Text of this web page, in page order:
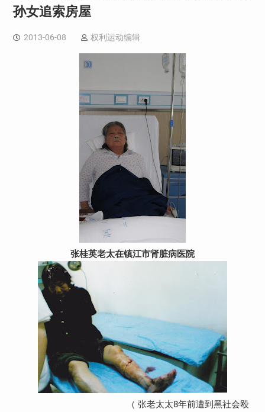
孙女追索房屋
2013-06-08 权利运动编辑
张桂英老太在镇江市肾脏病医院
（ 张老太太8年前遭到黑社会殴